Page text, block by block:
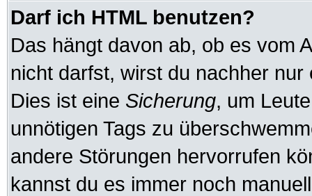
Darf ich HTML benutzen?
Das hängt davon ab, ob es vom
nicht darfst, wirst du nachher
Dies ist eine Sicherung, um
unnötigen Tags zu
andere Störungen hervorrufen
kannst du es immer noch